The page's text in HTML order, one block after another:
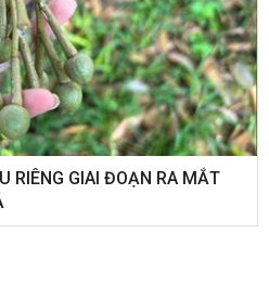
RIÊNG GIAI ĐOẠN RA MẮT